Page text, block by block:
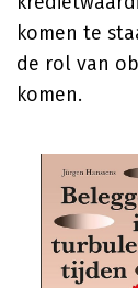
komen te
de rol van
komen.